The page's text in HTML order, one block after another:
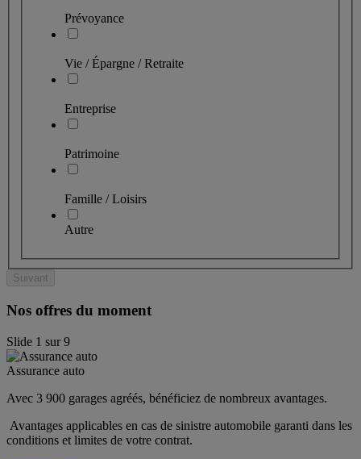
Prévoyance
Vie / Épargne / Retraite
Entreprise
Patrimoine
Famille / Loisirs
Autre
Suivant
Nos offres du moment
Slide 1 sur9
Assurance auto
Avec 3 900 garages agréés, bénéficiez de nombreux avantages.
Avantages applicables en cas de sinistre automobile garanti dans les
conditions et limites de votre contrat.